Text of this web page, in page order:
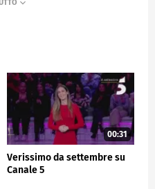
00:31
Verissimo da settembre su
Canale 5